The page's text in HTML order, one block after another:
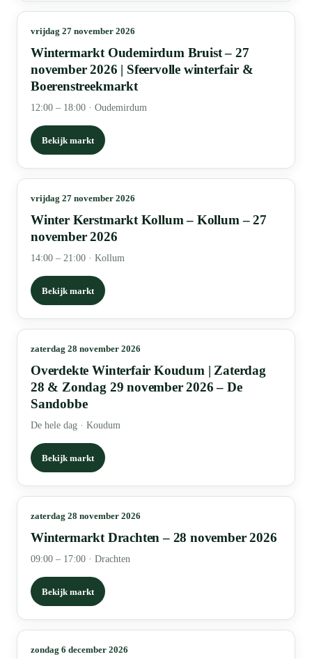
vrijdag 27 november 2026
Wintermarkt Oudemirdum Bruist – 27
november 2026 | Sfeervolle winterfair &
Boerenstreekmarkt
12:00 – 18:00 · Oudemirdum
Bekijk markt
vrijdag 27 november 2026
Winter Kerstmarkt Kollum – Kollum – 27
november 2026
14:00 – 21:00 · Kollum
Bekijk markt
zaterdag 28 november 2026
Overdekte Winterfair Koudum | Zaterdag
28 & Zondag 29 november 2026 – De
Sandobbe
De hele dag · Koudum
Bekijk markt
zaterdag 28 november 2026
Wintermarkt Drachten – 28 november 2026
09:00 – 17:00 · Drachten
Bekijk markt
zondag 6 december 2026